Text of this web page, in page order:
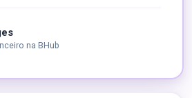
na BHub